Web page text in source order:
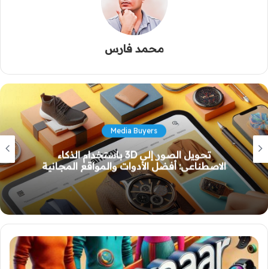
محمد فارس
التسويق على youtube
دليل شامل لاستخدام TrueFusion: الذكاء
الاصطناعي لإبداع بصري غير مسبوق